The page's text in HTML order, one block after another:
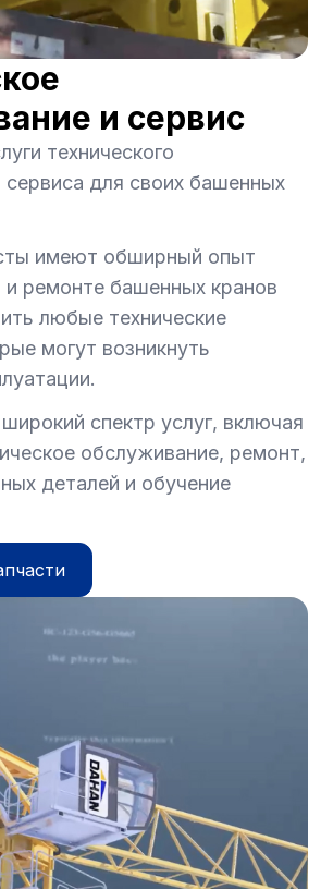
и сервис
технического
для своих башенных
имеют обширный опыт
и ремонте башенных кранов
любые технические
могут возникнуть
спектр услуг, включая
обслуживание, ремонт,
деталей и обучение